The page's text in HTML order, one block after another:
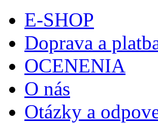
E-SHOP
Doprava a
OCENENIA
O nás
Otázky a